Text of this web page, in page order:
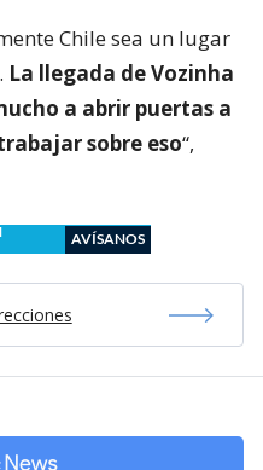
Chile sea un lugar
La llegada de Vozinha
a abrir puertas a
sobre eso“,
AVÍSANOS